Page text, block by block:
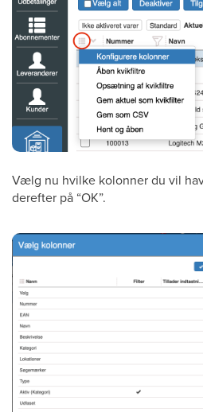
Vælg nu hvilke kolonner du vil
derefter på “OK”.